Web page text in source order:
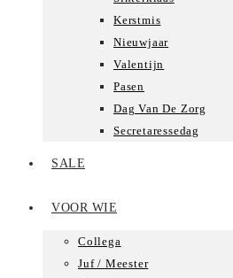
Kerstmis
Nieuwjaar
Valentijn
Pasen
Dag Van De Zorg
Secretaressedag
SALE
VOOR WIE
Collega
Juf / Meester